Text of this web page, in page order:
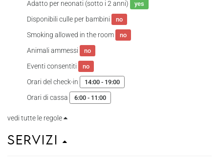
Adatto per neonati (sotto i 2 anni) yes
Disponibili culle per bambini no
Smoking allowed in the room no
Animali ammessi no
Eventi consentiti no
Orari del check-in 14:00 - 19:00
Orari di cassa 6:00 - 11:00
vedi tutte le regole
Servizi